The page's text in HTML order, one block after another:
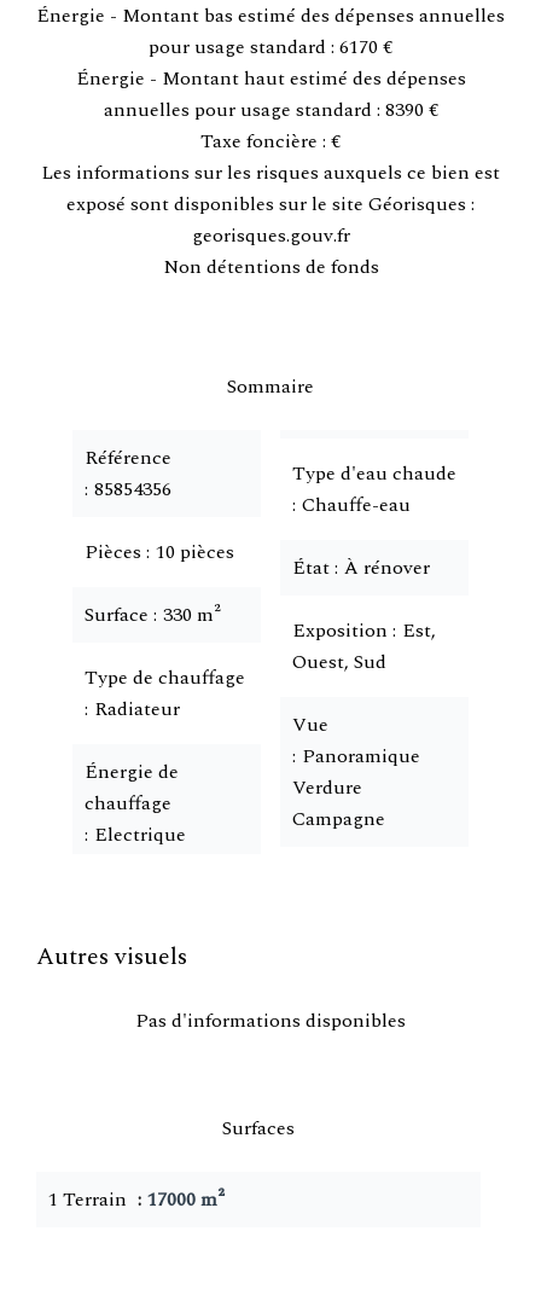
Énergie - Montant bas estimé des dépenses annuelles
pour usage standard : 6170 €
Énergie - Montant haut estimé des dépenses
annuelles pour usage standard : 8390 €
Taxe foncière : €
Les informations sur les risques auxquels ce bien est
exposé sont disponibles sur le site Géorisques :
georisques.gouv.fr
Non détentions de fonds
Sommaire
Référence
85854356
Pièces 10 pièces
Surface 330 m²
Type de chauffage
Radiateur
Énergie de
chauffage
Electrique
Type d'eau chaude
Chauffe-eau
État À rénover
Exposition Est,
Ouest, Sud
Vue
Panoramique
Verdure
Campagne
Autres visuels
Pas d'informations disponibles
Surfaces
1 Terrain 17000 m²